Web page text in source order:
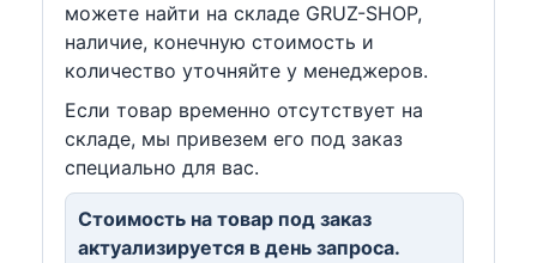
можете найти на складе GRUZ-SHOP,
наличие, конечную стоимость и
количество уточняйте у менеджеров.
Если товар временно отсутствует на
складе, мы привезем его под заказ
специально для вас.
Стоимость на товар под заказ
актуализируется в день запроса.